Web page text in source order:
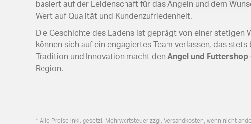
basiert auf der Leidenschaft für das Angeln und dem
Wert auf Qualität und Kundenzufriedenheit.
Die Geschichte des Ladens ist geprägt von einer stetigen
können sich auf ein engagiertes Team verlassen, das
Tradition und Innovation macht den Angel und Futtershop
Region.
* Alle Preise inkl. gesetzl. Mehrwertsteuer zzgl. Versandkosten, wenn nicht